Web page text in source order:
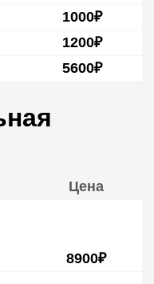
1000₽
1200₽
5600₽
Цена
8900₽